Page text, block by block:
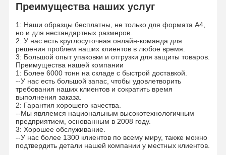
Серый картон
Двухшпиндельная доска
Смещенная бумага
Бумага доски цвета слоновой кости
Глянцевая бумага
Цветная бумага
Крафтная бумага
Преимущества наших услуг
1: Наши образцы бесплатны, не только для формата A4,
но и для нестандартных размеров.
2: У нас есть круглосуточная онлайн-команда для
решения проблем наших клиентов в любое время.
3: Большой опыт упаковки и отгрузки для защиты товаров.
Преимущества нашей компании
1: Более 6000 тонн на складе с быстрой доставкой.
--У нас есть большой запас, чтобы удовлетворить
требования наших клиентов и сократить время
выполнения заказа.
2: Гарантия хорошего качества.
--Мы являемся национальным высокотехнологичным
предприятием, основанным в 2008 году.
3: Хорошее обслуживание.
--У нас более 1300 клиентов по всему миру, также можно
подтвердить детали нашей компании у местных клиентов.